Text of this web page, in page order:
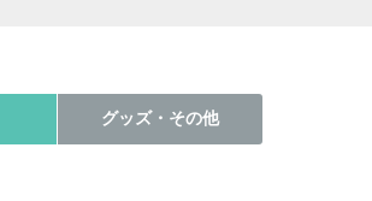
グッズ・その他